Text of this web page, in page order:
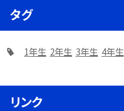
タグ
1年生 2年生 3年生 4年生
リンク